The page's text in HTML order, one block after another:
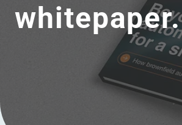
whitepaper.